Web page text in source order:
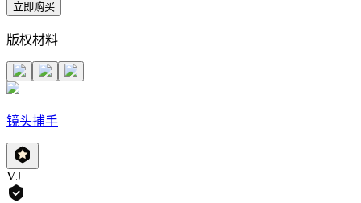
立即购买
版权材料
镜头捕手
VJ